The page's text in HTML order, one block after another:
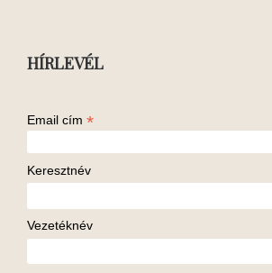
HÍRLEVÉL
Email cím *
Keresztnév
Vezetéknév